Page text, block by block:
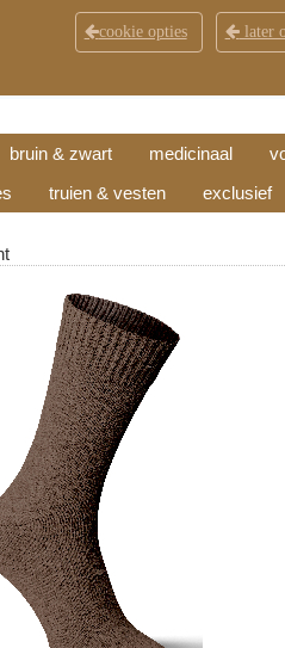
KLANTENSERVICE
bruin & zwart medicinaal
truien & vesten exclusief
cookie opties later